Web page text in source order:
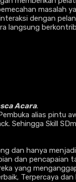
masalah
dengan
langsung
Acara.
alias pintu
Sehingga Skill
dan hanya
dan pencapaian
yang
Terpercaya dan